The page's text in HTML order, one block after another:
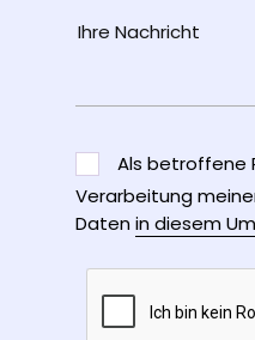
Als betroffene
Verarbeitung
Datenin diesem